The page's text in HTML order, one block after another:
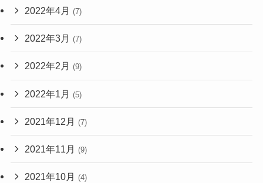
2022年4月 (7)
2022年3月 (7)
2022年2月 (9)
2022年1月 (5)
2021年12月 (7)
2021年11月 (9)
2021年10月 (4)